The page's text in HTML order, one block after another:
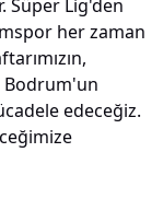
Süper Lig'den
her zaman
Bodrum'un
edeceğiz.